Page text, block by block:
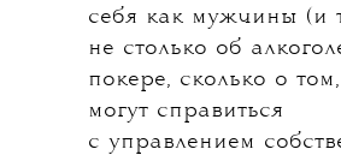
себя как мужчины (и
не cтолько об
покере, сколько о
могут справиться
с управлением